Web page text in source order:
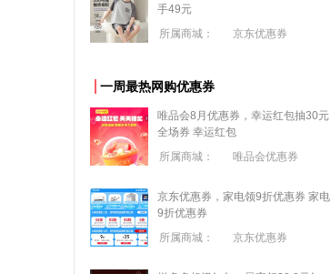
手49元
所属商城：
京东优惠券
一周最热网购优惠券
唯品会8月优惠券，幸运红包抽30元
全场券 幸运红包
所属商城：
唯品会优惠券
京东优惠券，家电领9折优惠券 家电
9折优惠券
所属商城：
京东优惠券